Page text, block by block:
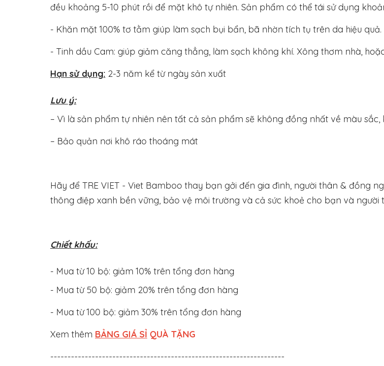
đều khoảng 5-10 phút rồi để mặt khô tự nhiên. Sản phẩm có thể tái sử dụng
- Khăn mặt 100% tơ tằm giúp làm sạch bụi bẩn, bã nhờn tích tụ trên da hiệu quả.
- Tinh dầu Cam: giúp giảm căng thẳng, làm sạch không khí. Xông thơm nhà,
Hạn sử dụng: 2-3 năm kể từ ngày sản xuất
Lưu ý:
– Vì là sản phẩm tự nhiên nên tất cả sản phẩm sẽ không đồng nhất về màu
– Bảo quản nơi khô ráo thoáng mát
Hãy để TRE VIET - Viet Bamboo thay bạn gởi đến gia đình, người thân & đồng
thông điệp xanh bền vững, bảo vệ môi trường và cả sức khoẻ cho bạn và người
Chiết khấu:
- Mua từ 10 bộ: giảm 10% trên tổng đơn hàng
- Mua từ 50 bộ: giảm 20% trên tổng đơn hàng
- Mua từ 100 bộ: giảm 30% trên tổng đơn hàng
Xem thêm BẢNG GIÁ SỈ QUÀ TẶNG
--------------------------------------------------------------------